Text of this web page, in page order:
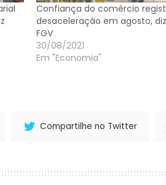
Confiança do comércio
desaceleração em agosto, diz
FGV
30/08/2021
Em "Economia"
Compartilhe no Twitter